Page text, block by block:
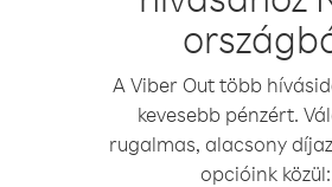
A Viber Out több
kevesebb pénzért.
rugalmas, alacsony
opcióink közül: